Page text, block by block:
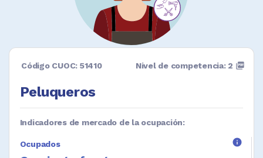
Código CUOC: 51410
Peluqueros
Nivel de competencia: 2 picture_as_pdf
Indicadores de mercado de la ocupación:
Ocupados info